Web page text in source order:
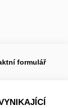
formulář